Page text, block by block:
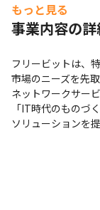
もっと見る
事業内容の
フリービットは、
市場のニーズを先
ネットワークサー
「IT時代のものづ
ソリューションを提